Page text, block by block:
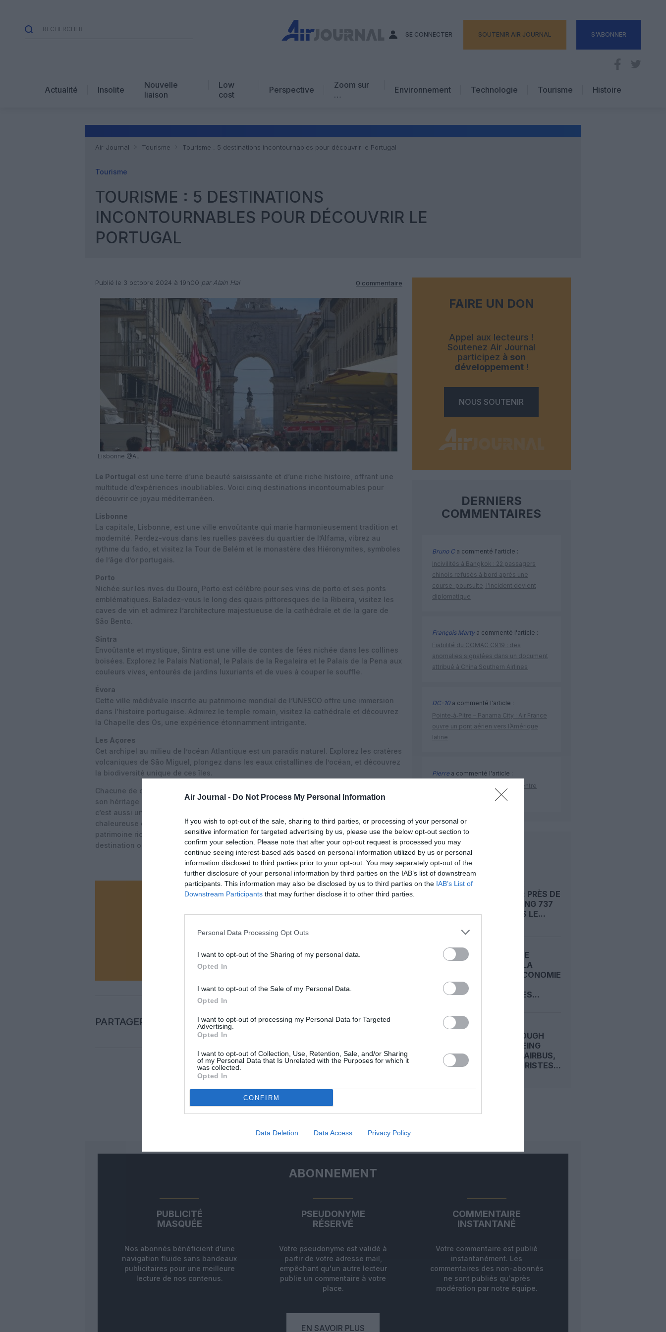
Air Journal - Do Not Process My Personal Information
If you wish to opt-out of the sale, sharing to third parties, or processing of your personal or
sensitive information for targeted advertising by us, please use the below opt-out section to
confirm your selection. Please note that after your opt-out request is processed you may
continue seeing interest-based ads based on personal information utilized by us or personal
information disclosed to third parties prior to your opt-out. You may separately opt-out of the
further disclosure of your personal information by third parties on the IAB’s list of downstream
participants. This information may also be disclosed by us to third parties on the IAB’s List of
Downstream Participants that may further disclose it to other third parties.
Personal Data Processing Opt Outs
I want to opt-out of the Sharing of my personal data.
Opted In
I want to opt-out of the Sale of my Personal Data.
Opted In
I want to opt-out of processing my Personal Data for Targeted
Advertising.
Opted In
I want to opt-out of Collection, Use, Retention, Sale, and/or Sharing
of my Personal Data that Is Unrelated with the Purposes for which it
was collected.
Opted In
CONFIRM
Data Deletion Data Access Privacy Policy
SE CONNECTER SOUTENIR AIR JOURNAL S'ABONNER
Actualité Insolite
Nouvelle
liaison
Low
cost
Perspective
Zoom sur
…
Avis d’expert
Environnement Technologie
Tourisme
Hôtellerie
Histoire
Air Journal Tourisme Tourisme : 5 destinations incontournables pour découvrir le Portugal
Tourisme
TOURISME : 5 DESTINATIONS
INCONTOURNABLES POUR DÉCOUVRIR LE
PORTUGAL
Publié le 3 octobre 2024 à 19h00 par Alain Hai 0 commentaire
Lisbonne @AJ
Le Portugal est une terre d’une beauté saisissante et d’une riche histoire, offrant une
multitude d’expériences inoubliables. Voici cinq destinations incontournables pour
découvrir ce joyau méditerranéen.
Lisbonne
La capitale, Lisbonne, est une ville envoûtante qui marie harmonieusement tradition et
modernité. Perdez-vous dans les ruelles pavées du quartier de l’Alfama, vibrez au
rythme du fado, et visitez la Tour de Belém et le monastère des Hiéronymites, symboles
de l’âge d’or portugais.
Porto
Nichée sur les rives du Douro, Porto est célèbre pour ses vins de porto et ses ponts
emblématiques. Baladez-vous le long des quais pittoresques de la Ribeira, visitez les
caves de vin et admirez l’architecture majestueuse de la cathédrale et de la gare de
São Bento.
Sintra
Envoûtante et mystique, Sintra est une ville de contes de fées nichée dans les collines
boisées. Explorez le Palais National, le Palais de la Regaleira et le Palais de la Pena aux
couleurs vives, entourés de jardins luxuriants et de vues à couper le souffle.
Évora
Cette ville médiévale inscrite au patrimoine mondial de l’UNESCO offre une immersion
dans l’histoire portugaise. Admirez le temple romain, visitez la cathédrale et découvrez
la Chapelle des Os, une expérience étonnamment intrigante.
Les Açores
Cet archipel au milieu de l’océan Atlantique est un paradis naturel. Explorez les cratères
volcaniques de São Miguel, plongez dans les eaux cristallines de l’océan, et découvrez
la biodiversité unique de ces îles.
Chacune de ces destinations dévoile une facette différente du Portugal, que ce soit
son héritage maritime, son patrimoine architectural ou sa splendide nature. Le Portugal,
c’est aussi une cuisine délectable, des vins exceptionnels et une hospitalité
chaleureuse qui vous laisseront des souvenirs impérissables. Que ce soit pour son
patrimoine riche en histoire ou ses paysages à couper le souffle, le Portugal est une
destination où l’âme voyage autant que les pieds.
Soutenez-nous, faites un don !
NOUS SOUTENIR
PARTAGER L'ARTICLE
FAIRE UN DON
Appel aux lecteurs !
Soutenez Air Journal
participez à son
développement !
NOUS SOUTENIR
DERNIERS
COMMENTAIRES
Bruno Ca commenté l'article :
Incivilités à Bangkok : 22 passagers
chinois refusés à bord après une
course-poursuite, l’incident devient
diplomatique
François Martya commenté l'article :
Fiabilité du COMAC C919 : des
anomalies signalées dans un document
attribué à China Southern Airlines
DC-10 a commenté l'article :
Pointe‑à‑Pitre – Panama City : Air France
ouvre un pont aérien vers l’Amérique
latine
Pierrea commenté l'article :
Flynas ouvre une ligne directe entre
LIRE AUSSI
RISQUE DE
FISSURES : PRÈS DE
1 500 BOEING 737
MAX DANS LE...
CARNET DE
VOYAGE : LA
CLASSE ECONOMIE
D’EMIRATES...
FARNBOROUGH
2026 : BOEING
DEVANCE AIRBUS,
LES MOTORISTES...
ABONNEMENT
PUBLICITÉ
MASQUÉE
Nos abonnés bénéficient d'une
navigation fluide sans bandeaux
publicitaires pour une meilleure
lecture de nos contenus.
PSEUDONYME
RÉSERVÉ
Votre pseudonyme est validé à
partir de votre adresse mail,
empêchant qu'un autre lecteur
publie un commentaire à votre
place.
COMMENTAIRE
INSTANTANÉ
Votre commentaire est publié
instantanément. Les
commentaires des non-abonnés
ne sont publiés qu'après
modération par notre équipe.
EN SAVOIR PLUS